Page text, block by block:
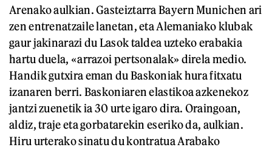
Arenako aulkian. Gasteiztarra Bayern Munichen ari
zen entrenatzaile lanetan, eta Alemaniako klubak
gaur jakinarazi du Lasok taldea uzteko erabakia
hartu duela, «arrazoi pertsonalak» direla medio.
Handik gutxira eman du Baskoniak hura fitxatu
izanaren berri. Baskoniaren elastikoa azkenekoz
jantzi zuenetik ia 30 urte igaro dira. Oraingoan,
aldiz, traje eta gorbatarekin eseriko da, aulkian.
Hiru urterako sinatu du kontratua Arabako